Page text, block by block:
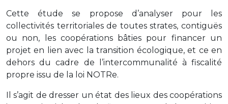
Cette étude se propose d’analyser pour les
collectivités territoriales de toutes strates, contiguës
ou non, les coopérations bâties pour financer un
projet en lien avec la transition écologique, et ce en
dehors du cadre de l’intercommunalité à fiscalité
propre issu de la loi NOTRe.
Il s’agit de dresser un état des lieux des coopérations